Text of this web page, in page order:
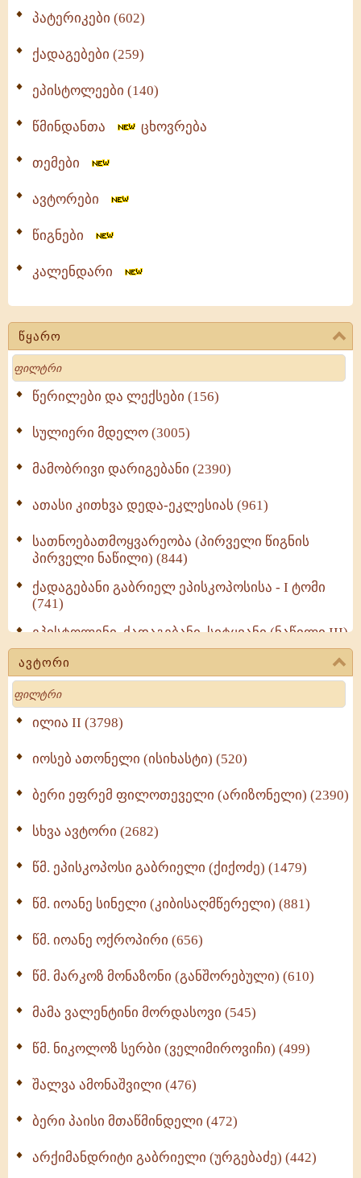
პატერიკები (602)
ქადაგებები (259)
ეპისტოლეები (140)
წმინდანთა ცხოვრება
თემები
ავტორები
წიგნები
კალენდარი
წყარო
Search
წერილები და ლექსები (156)
სულიერი მდელო (3005)
მამობრივი დარიგებანი (2390)
ათასი კითხვა დედა-ეკლესიას (961)
სათნოებათმოყვარეობა (პირველი წიგნის
პირველი ნაწილი) (844)
ქადაგებანი გაბრიელ ეპისკოპოსისა - I ტომი
(741)
ეპისტოლენი, ქადაგებანი, სიტყვანი (ნაწილი III)
(723)
მოძღვრის ძალზე სასარგებლო რჩევები
მრევლისათვის (545)
Wisdomge (514)
ქადაგებანი გაბრიელ ეპისკოპოსისა - II ტომი
სულიერი ცხოვრების სახელმძღვანელო -
ნაწილი II (369)
ავტორი
Search
ილია II (3798)
იოსებ ათონელი (ისიხასტი) (520)
ბერი ეფრემ ფილოთეველი (არიზონელი) (2390)
სხვა ავტორი (2682)
წმ. ეპისკოპოსი გაბრიელი (ქიქოძე) (1479)
წმ. იოანე სინელი (კიბისაღმწერელი) (881)
წმ. იოანე ოქროპირი (656)
წმ. მარკოზ მონაზონი (განშორებული) (610)
მამა ვალენტინი მორდასოვი (545)
წმ. ნიკოლოზ სერბი (ველიმიროვიჩი) (499)
შალვა ამონაშვილი (476)
ბერი პაისი მთაწმინდელი (472)
არქიმანდრიტი გაბრიელი (ურგებაძე) (442)